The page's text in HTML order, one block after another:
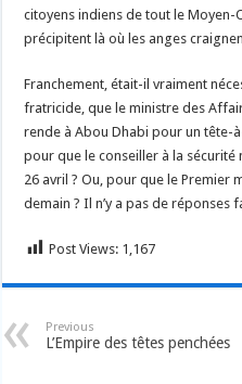
citoyens indiens de tout le Moyen-
précipitent là où les anges
Franchement, était-il vraiment
fratricide, que le ministre des
rende à Abou Dhabi pour un tête-
pour que le conseiller à la sécurité
26 avril ? Ou, pour que le Premier
demain ? Il n’y a pas de réponses
Post Views: 1,167
Previous
L’Empire des têtes penchées